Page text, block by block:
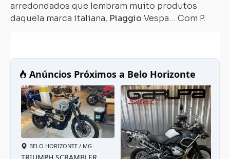
arredondados que lembram muito produtos
daquela marca italiana, Piaggio Vespa… Com P.